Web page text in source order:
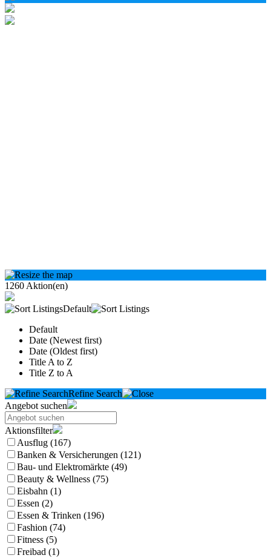
1260 Aktion(en)
Default
Default
Date (Newest first)
Date (Oldest first)
Title A to Z
Title Z to A
Refine Search
Angebot suchen
Aktionsfilter
Ausflug (167)
Banken & Versicherungen (121)
Bau- und Elektromärkte (49)
Beauty & Wellness (75)
Eisbahn (1)
Essen (2)
Essen & Trinken (196)
Fashion (74)
Fitness (5)
Freibad (1)